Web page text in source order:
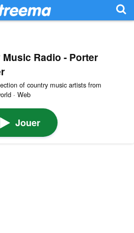
Radio - Porter
of country music artists from
· Web
Jouer